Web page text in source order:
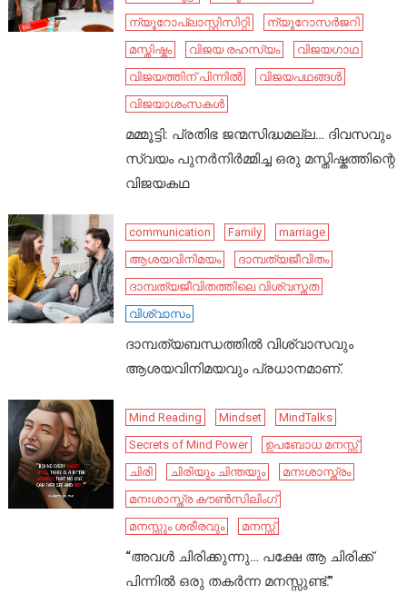
ന്യൂറോപ്ലാസ്റ്റിസിറ്റി
ന്യൂറോസർജറി
മസ്തിഷ്കം
വിജയ രഹസ്യം
വിജയഗാഥ
വിജയത്തിന് പിന്നിൽ
വിജയപഥങ്ങൾ
വിജയാശംസകൾ
മമ്മൂട്ടി: പ്രതിഭ ജന്മസിദ്ധമല്ല… ദിവസവും
സ്വയം പുനർനിർമ്മിച്ച ഒരു മസ്തിഷ്കത്തിന്റെ
വിജയകഥ
communication Family
marriage
ആശയവിനിമയം
ദാമ്പത്യജീവിതം
ദാമ്പത്യജീവിതത്തിലെ വിശ്വസ്തത
വിശ്വാസം
ദാമ്പത്യബന്ധത്തിൽ വിശ്വാസവും
ആശയവിനിമയവും പ്രധാനമാണ്.
Mind Reading Mindset
MindTalks
Secrets of Mind Power
ഉപബോധ മനസ്സ്
ചിരി
ചിരിയും ചിന്തയും
മനഃശാസ്ത്രം
മനഃശാസ്ത്ര കൗൺസിലിംഗ്
മനസ്സും ശരീരവും
മനസ്സ്
“അവൾ ചിരിക്കുന്നു… പക്ഷേ ആ ചിരിക്ക്
പിന്നിൽ ഒരു തകർന്ന മനസ്സുണ്ട്.”